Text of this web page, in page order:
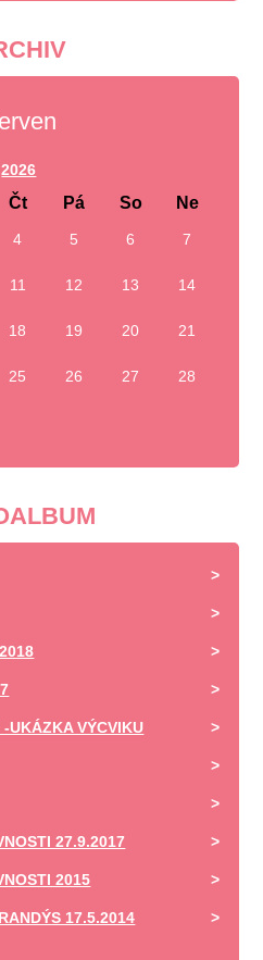
2026
Čt Pá So Ne
4 5 6 7
11 12 13 14
18 19 20 21
25 26 27 28
UKÁZKA VÝCVIKU
27.9.2017
2015
17.5.2014